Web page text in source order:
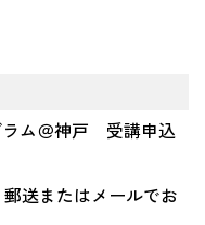
ラム＠神戸 受講申込
送またはメールでお